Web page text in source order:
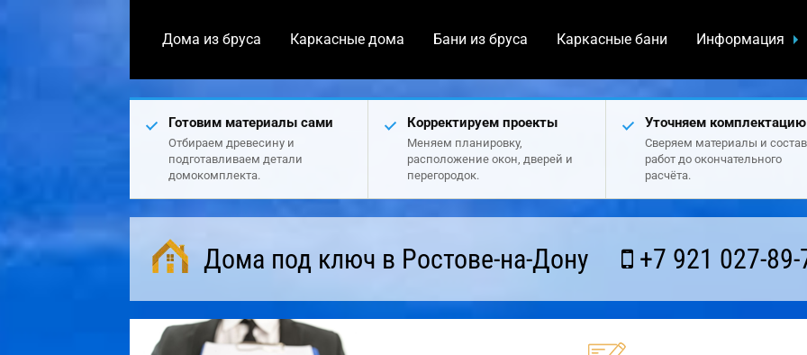
Дома из бруса Каркасные дома Бани из бруса Каркасные бани Информация
Готовим материалы сами
Отбираем древесину и
подготавливаем детали
домокомплекта.
Корректируем проекты
Меняем планировку,
расположение окон, дверей и
перегородок.
Уточняем комплектацию
Сверяем материалы и состав
работ до окончательного
расчёта.
Дома под ключ в Ростове-на-Дону +7 921 027-89-